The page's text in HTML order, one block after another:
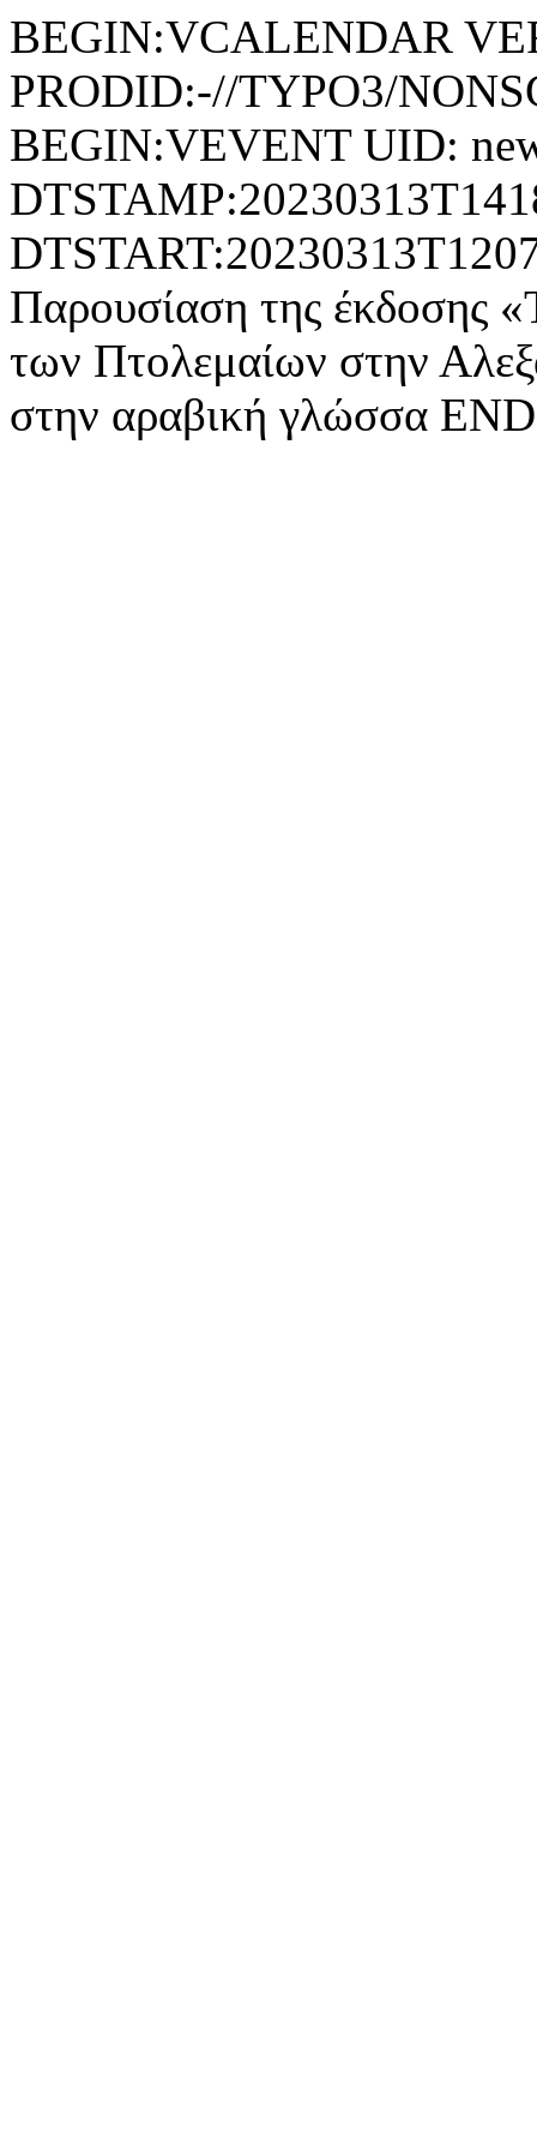
BEGIN:VCALENDAR
PRODID:-//TYPO3/
BEGIN:VEVENT UID:
Παρουσίαση της έκδοσης
των Πτολεμαίων στην
στην αραβική γλώσσα